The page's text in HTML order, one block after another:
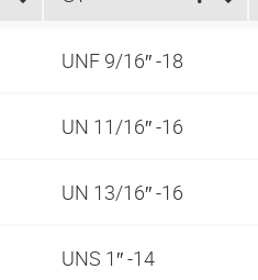
UNF 9/16″ -18
UN 11/16″ -16
UN 13/16″ -16
UNS 1″ -14